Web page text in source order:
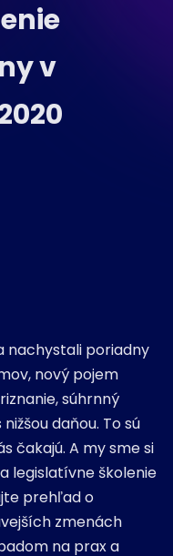
v
nachystali poriadny
nový pojem
súhrnný
daňou. To sú
čakajú. A my sme si
legislatívne školenie
prehľad o
zmenách
na prax a